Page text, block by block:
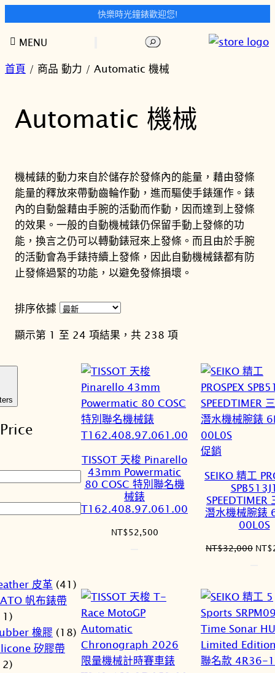
快樂時光鐘錶歡迎您!
至
主
要
搜
MENU
首頁 / 商品 動力 / Automatic 機械
Automatic 機械
機械錶的動力來自於儲存於發條內的能量，藉由發條
能量的釋放來帶動齒輪作動，進而驅使手錶運作。錶
內的自動盤藉由手腕的活動而作動，因而達到上發條
的效果。一般的自動機械錶仍保留手動上發條的功
能，換言之仍可以轉動錶冠來上發條。而且由於手腕
的活動會為手錶持續上發條，因此自動機械錶都有防
止發條過緊的功能，以避免發條損壞。
排序依據
顯示第 1 至 24 項結果，共 238 項依
目
序
皮革 (41)
帆布錶帶
橡膠 (18)
矽膠帶
TISSOT 天梭 Pinarello
43mm Powermatic
80 COSC 特別聯名機
械錶
T162.408.97.061.00
NT$52,500
促銷
商
品
SEIKO 精工
SPEEDTIMER
潛水機械腕錶
00L0S
NT$32,000 原
NT$